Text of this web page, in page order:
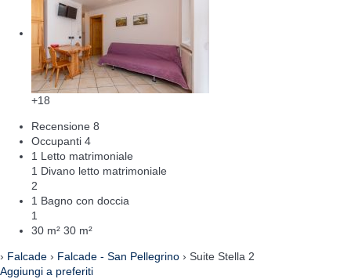
+18
Recensione 8
Occupanti 4
1 Letto matrimoniale
1 Divano letto matrimoniale
2
1 Bagno con doccia
1
30 m² 30 m²
› Falcade › Falcade - San Pellegrino › Suite Stella 2
Aggiungi a preferiti